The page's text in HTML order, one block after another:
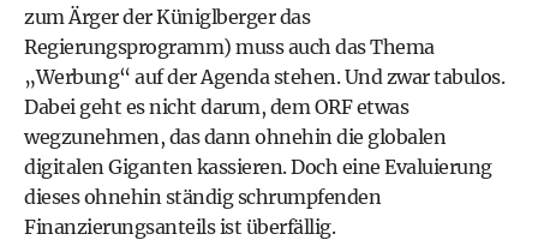
zum Ärger der Küniglberger das
Regierungsprogramm) muss auch das Thema
„Werbung“ auf der Agenda stehen. Und zwar tabulos.
Dabei geht es nicht darum, dem ORF etwas
wegzunehmen, das dann ohnehin die globalen
digitalen Giganten kassieren. Doch eine Evaluierung
dieses ohnehin ständig schrumpfenden
Finanzierungsanteils ist überfällig.